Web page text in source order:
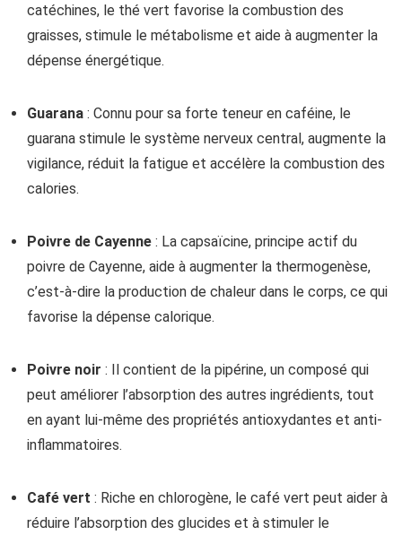
catéchines, le thé vert favorise la combustion des
graisses, stimule le métabolisme et aide à augmenter la
dépense énergétique.
Guarana : Connu pour sa forte teneur en caféine, le
guarana stimule le système nerveux central, augmente la
vigilance, réduit la fatigue et accélère la combustion des
calories.
Poivre de Cayenne : La capsaïcine, principe actif du
poivre de Cayenne, aide à augmenter la thermogenèse,
c’est-à-dire la production de chaleur dans le corps, ce qui
favorise la dépense calorique.
Poivre noir : Il contient de la pipérine, un composé qui
peut améliorer l’absorption des autres ingrédients, tout
en ayant lui-même des propriétés antioxydantes et anti-
inflammatoires.
Café vert : Riche en chlorogène, le café vert peut aider à
réduire l’absorption des glucides et à stimuler le